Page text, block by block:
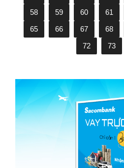
58
59 60 61
65
66 67 68
72
73